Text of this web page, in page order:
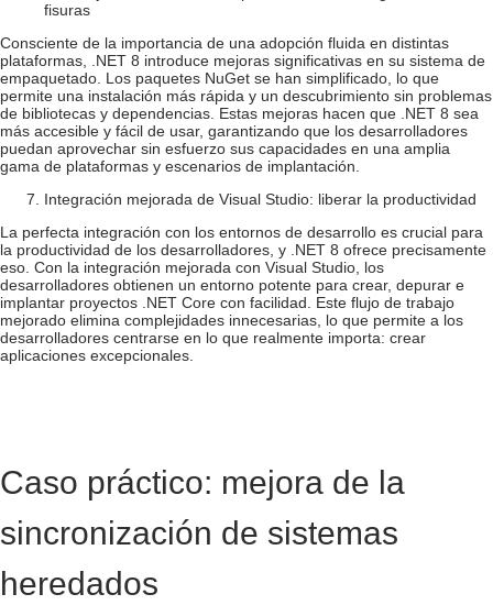
fisuras
Consciente de la importancia de una adopción fluida en distintas
plataformas, .NET 8 introduce mejoras significativas en su sistema de
empaquetado. Los paquetes NuGet se han simplificado, lo que
permite una instalación más rápida y un descubrimiento sin problemas
de bibliotecas y dependencias. Estas mejoras hacen que .NET 8 sea
más accesible y fácil de usar, garantizando que los desarrolladores
puedan aprovechar sin esfuerzo sus capacidades en una amplia
gama de plataformas y escenarios de implantación.
Integración mejorada de Visual Studio: liberar la productividad
La perfecta integración con los entornos de desarrollo es crucial para
la productividad de los desarrolladores, y .NET 8 ofrece precisamente
eso. Con la integración mejorada con Visual Studio, los
desarrolladores obtienen un entorno potente para crear, depurar e
implantar proyectos .NET Core con facilidad. Este flujo de trabajo
mejorado elimina complejidades innecesarias, lo que permite a los
desarrolladores centrarse en lo que realmente importa: crear
aplicaciones excepcionales.
Caso práctico: mejora de la
sincronización de sistemas
heredados